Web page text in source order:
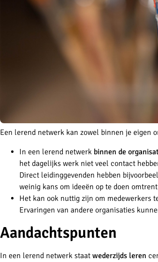
Een lerend netwerk kan zowel binnen je eigen
In een lerend netwerk binnen de
het dagelijks werk niet veel contact
Direct leidinggevenden hebben
weinig kans om ideeën op te doen
Het kan ook nuttig zijn om medewerkers
Ervaringen van andere organisaties
Aandachtspunten
In een lerend netwerk staat wederzijds leren